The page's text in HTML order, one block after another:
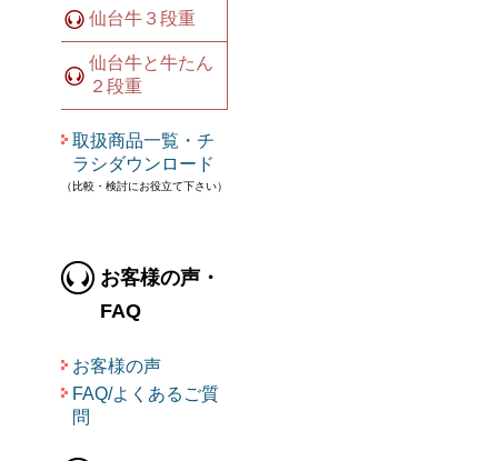
仙台牛３段重
仙台牛と牛たん
２段重
取扱商品一覧・チ
ラシダウンロード
（比較・検討にお役立て下さい）
お客様の声・
FAQ
お客様の声
FAQ/よくあるご質
問